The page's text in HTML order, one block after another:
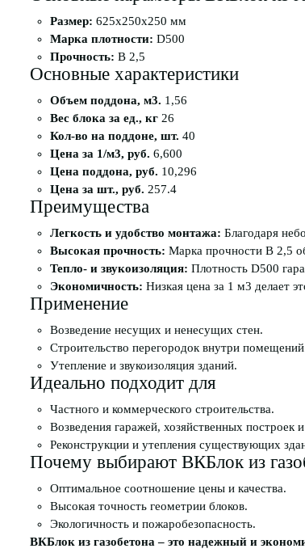
Размер: 625x250x250 мм
Марка плотности: D500
Прочность: B 2,5
Основные характеристики
Объем поддона, м3. 1,56
Вес блока за ед., кг 26
Кол-во на поддоне, шт. 40
Цена за 1/м3, руб. 6,600
Цена поддона, руб. 10,296
Цена за шт., руб. 257.4
Преимущества
Легкость и удобство монтажа: Благодаря
Высокая прочность: Марка прочности B 2,5
Тепло- и звукоизоляция: Плотность D500
Экономичность: Низкая цена за 1 м3 делает
Применение
Возведение несущих и ненесущих стен.
Строительство перегородок внутри
Утепление и звукоизоляция зданий.
Идеально подходит для
Частного и коммерческого строительства.
Возведения гаражей, хозяйственных построек
Реконструкции и утепления существующих
Почему выбирают ВКБлок из
Оптимальное соотношение цены и качества.
Высокая точность геометрии блоков.
Экологичность и пожаробезопасность.
ВКБлок из газобетона – это надежный и